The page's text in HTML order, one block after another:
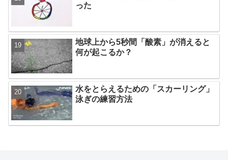
った
地球上から5秒間「酸素」が消えると
何が起こるか？
水をとらえるための「スカーリング」
泳ぎの練習方法